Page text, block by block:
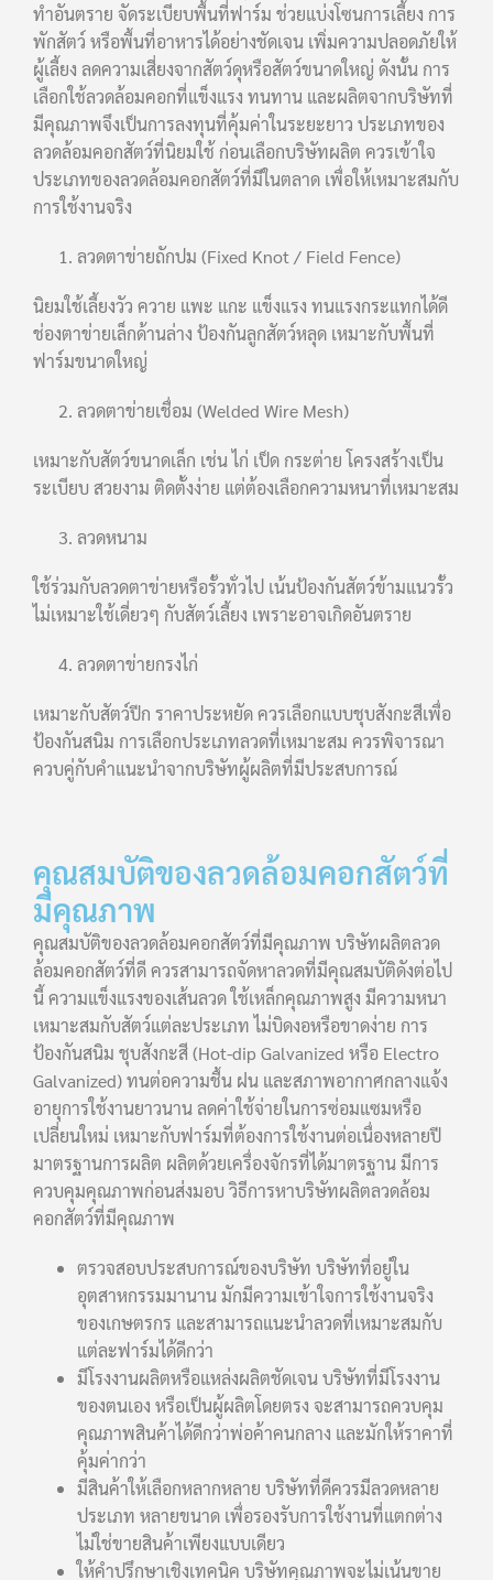
ทำอันตราย จัดระเบียบพื้นที่ฟาร์ม ช่วยแบ่งโซนการเลี้ยง การ
พักสัตว์ หรือพื้นที่อาหารได้อย่างชัดเจน เพิ่มความปลอดภัยให้
ผู้เลี้ยง ลดความเสี่ยงจากสัตว์ดุหรือสัตว์ขนาดใหญ่ ดังนั้น การ
เลือกใช้ลวดล้อมคอกที่แข็งแรง ทนทาน และผลิตจากบริษัทที่
มีคุณภาพจึงเป็นการลงทุนที่คุ้มค่าในระยะยาว ประเภทของ
ลวดล้อมคอกสัตว์ที่นิยมใช้ ก่อนเลือกบริษัทผลิต ควรเข้าใจ
ประเภทของลวดล้อมคอกสัตว์ที่มีในตลาด เพื่อให้เหมาะสมกับ
การใช้งานจริง
ลวดตาข่ายถักปม (Fixed Knot / Field Fence)
นิยมใช้เลี้ยงวัว ควาย แพะ แกะ แข็งแรง ทนแรงกระแทกได้ดี
ช่องตาข่ายเล็กด้านล่าง ป้องกันลูกสัตว์หลุด เหมาะกับพื้นที่
ฟาร์มขนาดใหญ่
ลวดตาข่ายเชื่อม (Welded Wire Mesh)
เหมาะกับสัตว์ขนาดเล็ก เช่น ไก่ เป็ด กระต่าย โครงสร้างเป็น
ระเบียบ สวยงาม ติดตั้งง่าย แต่ต้องเลือกความหนาที่เหมาะสม
ลวดหนาม
ใช้ร่วมกับลวดตาข่ายหรือรั้วทั่วไป เน้นป้องกันสัตว์ข้ามแนวรั้ว
ไม่เหมาะใช้เดี่ยวๆ กับสัตว์เลี้ยง เพราะอาจเกิดอันตราย
ลวดตาข่ายกรงไก่
เหมาะกับสัตว์ปีก ราคาประหยัด ควรเลือกแบบชุบสังกะสีเพื่อ
ป้องกันสนิม การเลือกประเภทลวดที่เหมาะสม ควรพิจารณา
ควบคู่กับคำแนะนำจากบริษัทผู้ผลิตที่มีประสบการณ์
คุณสมบัติของลวดล้อมคอกสัตว์ที่
มีคุณภาพ
คุณสมบัติของลวดล้อมคอกสัตว์ที่มีคุณภาพ บริษัทผลิตลวด
ล้อมคอกสัตว์ที่ดี ควรสามารถจัดหาลวดที่มีคุณสมบัติดังต่อไป
นี้ ความแข็งแรงของเส้นลวด ใช้เหล็กคุณภาพสูง มีความหนา
เหมาะสมกับสัตว์แต่ละประเภท ไม่บิดงอหรือขาดง่าย การ
ป้องกันสนิม ชุบสังกะสี (Hot-dip Galvanized หรือ Electro
Galvanized) ทนต่อความชื้น ฝน และสภาพอากาศกลางแจ้ง
อายุการใช้งานยาวนาน ลดค่าใช้จ่ายในการซ่อมแซมหรือ
เปลี่ยนใหม่ เหมาะกับฟาร์มที่ต้องการใช้งานต่อเนื่องหลายปี
มาตรฐานการผลิต ผลิตด้วยเครื่องจักรที่ได้มาตรฐาน มีการ
ควบคุมคุณภาพก่อนส่งมอบ วิธีการหาบริษัทผลิตลวดล้อม
คอกสัตว์ที่มีคุณภาพ
ตรวจสอบประสบการณ์ของบริษัท บริษัทที่อยู่ใน
อุตสาหกรรมมานาน มักมีความเข้าใจการใช้งานจริง
ของเกษตรกร และสามารถแนะนำลวดที่เหมาะสมกับ
แต่ละฟาร์มได้ดีกว่า
มีโรงงานผลิตหรือแหล่งผลิตชัดเจน บริษัทที่มีโรงงาน
ของตนเอง หรือเป็นผู้ผลิตโดยตรง จะสามารถควบคุม
คุณภาพสินค้าได้ดีกว่าพ่อค้าคนกลาง และมักให้ราคาที่
คุ้มค่ากว่า
มีสินค้าให้เลือกหลากหลาย บริษัทที่ดีควรมีลวดหลาย
ประเภท หลายขนาด เพื่อรองรับการใช้งานที่แตกต่าง
ไม่ใช่ขายสินค้าเพียงแบบเดียว
ให้คำปรึกษาเชิงเทคนิค บริษัทคุณภาพจะไม่เน้นขาย